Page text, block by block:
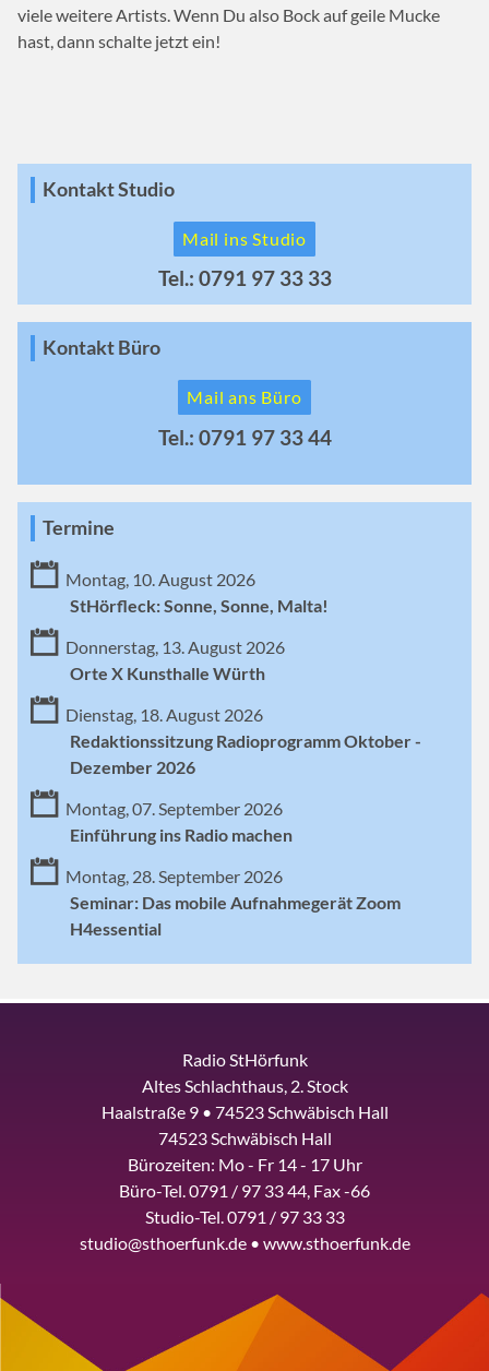
viele weitere Artists. Wenn Du also Bock auf geile Mucke
hast, dann schalte jetzt ein!
Kontakt Studio
Mail ins Studio
Tel.: 0791 97 33 33
Kontakt Büro
Mail ans Büro
Tel.: 0791 97 33 44
Termine
Montag, 10. August 2026
StHörfleck: Sonne, Sonne, Malta!
Donnerstag, 13. August 2026
Orte X Kunsthalle Würth
Dienstag, 18. August 2026
Redaktionssitzung Radioprogramm Oktober -
Dezember 2026
Montag, 07. September 2026
Einführung ins Radio machen
Montag, 28. September 2026
Seminar: Das mobile Aufnahmegerät Zoom
H4essential
Radio StHörfunk
Altes Schlachthaus, 2. Stock
Haalstraße 9 • 74523 Schwäbisch Hall
74523 Schwäbisch Hall
Bürozeiten: Mo - Fr 14 - 17 Uhr
Büro-Tel. 0791 / 97 33 44, Fax -66
Studio-Tel. 0791 / 97 33 33
studio@sthoerfunk.de • www.sthoerfunk.de